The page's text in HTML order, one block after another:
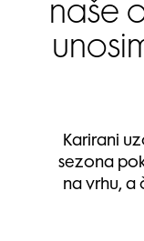
naše
Karirani
sezona
na vrhu, a